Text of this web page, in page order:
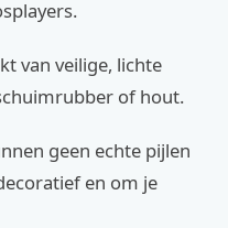
van veilige, lichte
of hout.
geen echte pijlen
en om je